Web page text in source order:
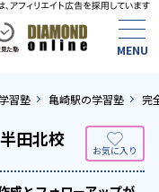
習塾 亀崎駅の学習塾 完
田北校